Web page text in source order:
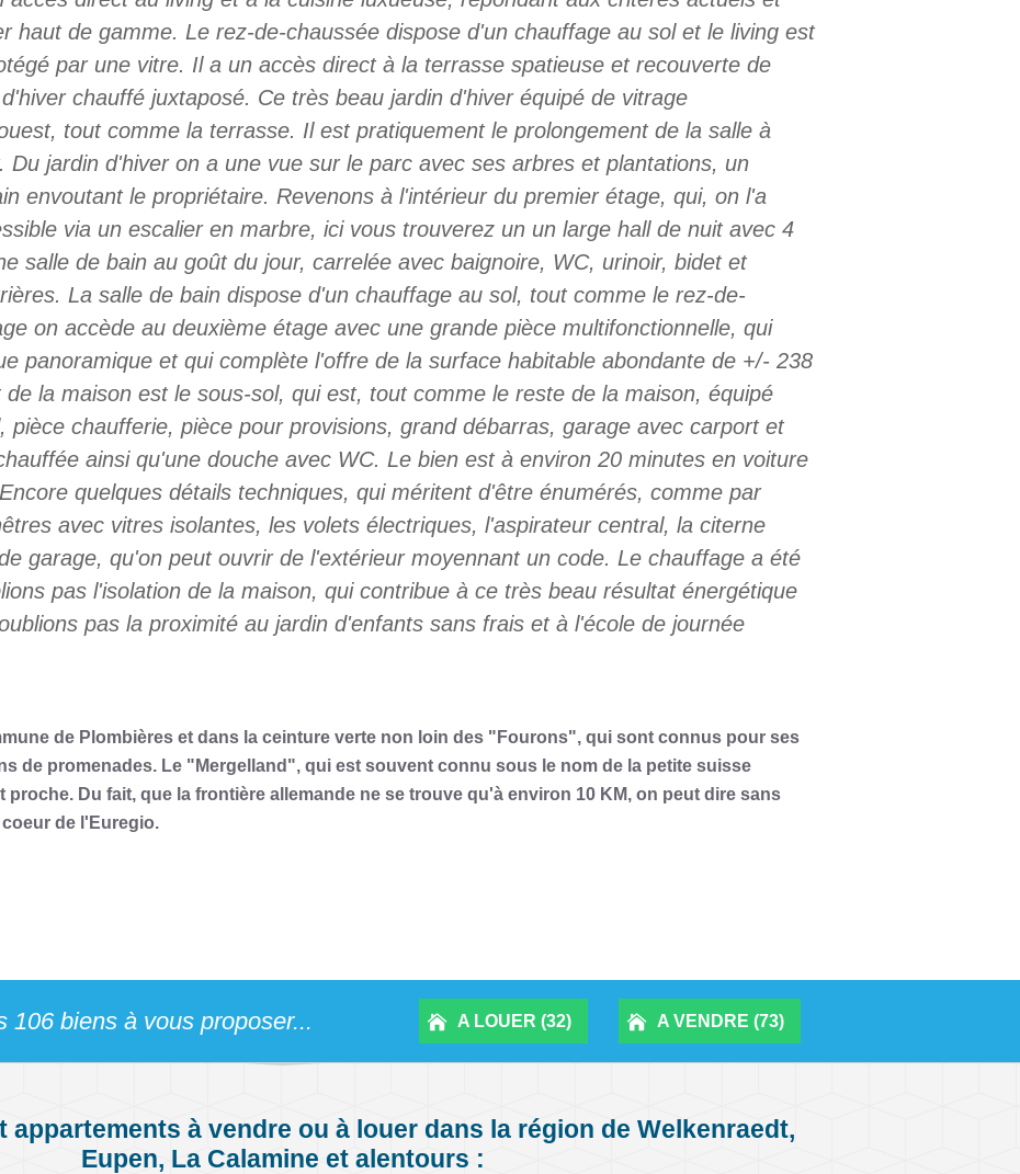
haut de gamme. Le rez-de-chaussée dispose d'un chauffage au sol et le living est
par une vitre. Il a un accès direct à la terrasse spatieuse et recouverte de
chauffé juxtaposé. Ce très beau jardin d'hiver équipé de vitrage
tout comme la terrasse. Il est pratiquement le prolongement de la salle à
Du jardin d'hiver on a une vue sur le parc avec ses arbres et plantations, un
envoutant le propriétaire. Revenons à l'intérieur du premier étage, qui, on l'a
via un escalier en marbre, ici vous trouverez un un large hall de nuit avec 4
salle de bain au goût du jour, carrelée avec baignoire, WC, urinoir, bidet et
La salle de bain dispose d'un chauffage au sol, tout comme le rez-de-
on accède au deuxième étage avec une grande pièce multifonctionnelle, qui
panoramique et qui complète l'offre de la surface habitable abondante de +/- 238
de la maison est le sous-sol, qui est, tout comme le reste de la maison, équipé
pièce chaufferie, pièce pour provisions, grand débarras, garage avec carport et
ainsi qu'une douche avec WC. Le bien est à environ 20 minutes en voiture
quelques détails techniques, qui méritent d'être énumérés, comme par
avec vitres isolantes, les volets électriques, l'aspirateur central, la citerne
garage, qu'on peut ouvrir de l'extérieur moyennant un code. Le chauffage a été
pas l'isolation de la maison, qui contribue à ce très beau résultat énergétique
pas la proximité au jardin d'enfants sans frais et à l'école de journée
de Plombières et dans la ceinture verte non loin des "Fourons", qui sont connus pour ses
de promenades. Le "Mergelland", qui est souvent connu sous le nom de la petite suisse
proche. Du fait, que la frontière allemande ne se trouve qu'à environ 10 KM, on peut dire sans
de l'Euregio.
106 biens à vous proposer... A VENDRE (73)
A LOUER (32)
appartements à vendre ou à louer dans la région de Welkenraedt,
Eupen, La Calamine et alentours :